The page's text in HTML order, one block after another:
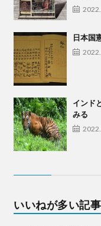
日本国
インド
みる
いいねが多い記事